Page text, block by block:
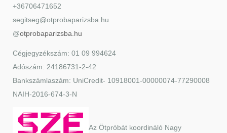
+36706471652
segitseg@otprobaparizsba.hu
@otprobaparizsba.hu
Cégjegyzékszám: 01 09 994624
Adószám: 24186731-2-42
Bankszámlaszám: UniCredit- 10918001-00000074-77290008
NAIH-2016-674-3-N
Az Ötpróbát koordináló Nagy